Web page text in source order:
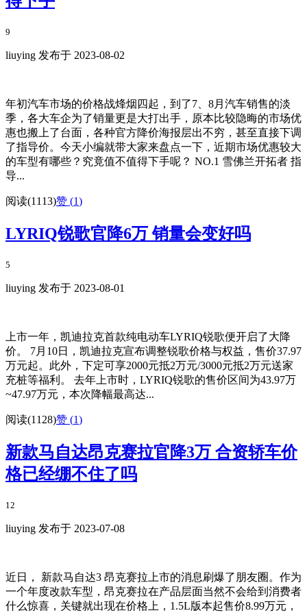
9
liuying 发布于 2023-08-02
年初汽车市场的价格战烽烟四起，到了7、8月汽车销售的淡
季，各大车企为了销量更是大打出手，原本比较隐晦的市场优
惠也搬上了台面，各种官方降价海报层出不穷，甚至直接下调
了指导价。今天小编就带大家来盘点一下，近期市场优惠较大
的车型有哪些？究竟值不值得下手呢？ NO.1 雪佛兰开拓者 指
导...
阅读(1113)赞 (1)
LYRIQ锐歌官降6万 销量会变好吗
5
liuying 发布于 2023-08-01
上市一年，凯迪拉克首款纯电动车LYRIQ锐歌便开启了大降
价。 7月10日，凯迪拉克宣布调整锐歌价格与权益，售价37.97
万元起。此外，下定可享2000元抵2万元/3000元抵2万元送家
充桩等福利。 去年上市时，LYRIQ锐歌的售价区间为43.97万
~47.97万元，本次降幅最高达...
阅读(1128)赞 (1)
新款马自达昂克赛拉官降3万 合资轿车价
格已经绷不住了吗
12
liuying 发布于 2023-07-08
近日， 新款马自达3 昂克赛拉上市的消息刷爆了朋友圈。作为
一个年度改款车型，昂克赛拉在产品层面当然不会给到消费者
什么惊喜，关键就出现在价格上，1.5L版本起售价8.99万元，